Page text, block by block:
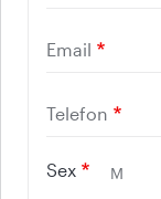
Email
Telefon
Sex M